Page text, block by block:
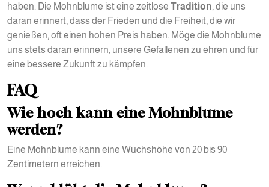
haben. Die Mohnblume ist eine zeitlose Tradition, die uns
daran erinnert, dass der Frieden und die Freiheit, die wir
genießen, oft einen hohen Preis haben. Möge die Mohnblume
uns stets daran erinnern, unsere Gefallenen zu ehren und für
eine bessere Zukunft zu kämpfen.
FAQ
Wie hoch kann eine Mohnblume
werden?
Eine Mohnblume kann eine Wuchshöhe von 20 bis 90
Zentimetern erreichen.